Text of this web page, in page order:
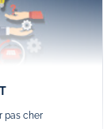
pas cher